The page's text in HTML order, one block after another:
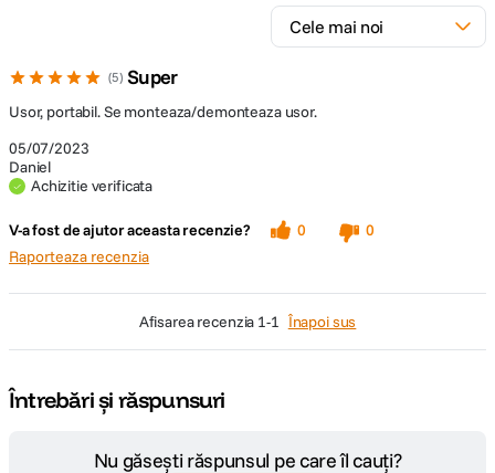
5 Super
05/07/2023
Daniel
Achizitie verificata
Usor, portabil. Se monteaza/demonteaza usor.
V-a fost de ajutor aceasta recenzie? 0
0
Raporteaza recenzia
afisarea recenzia 1-1 Înapoi sus
Întrebări și răspunsuri
Nu găsești răspunsul pe care îl cauți?